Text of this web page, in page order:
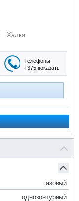
Халва
Телефоны
+375 показать
газовый
одноконтурный